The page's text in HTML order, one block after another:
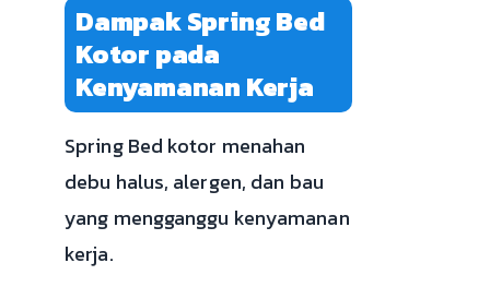
Dampak Spring Bed
Kotor pada
Kenyamanan Kerja
Spring Bed kotor menahan
debu halus, alergen, dan bau
yang mengganggu kenyamanan
kerja.